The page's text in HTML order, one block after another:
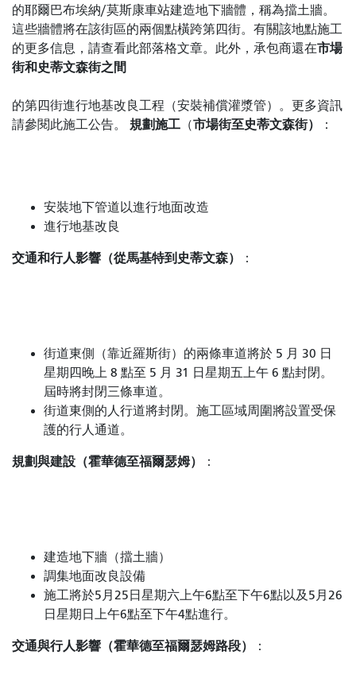
的耶爾巴布埃納/莫斯康車站建造地下牆體，稱為擋土牆。
這些牆體將在該街區的兩個點橫跨第四街。有關該地點施工
的更多信息，請查看此部落格文章。此外，承包商還在市場
街和史蒂文森街之間
的第四街進行地基改良工程（安裝補償灌漿管） 。更多資訊
請參閱此施工公告。 規劃施工 （市場街至史蒂文森街） ：
安裝地下管道以進行地面改造
進行地基改良
交通和行人影響（從馬基特到史蒂文森） ：
街道東側（靠近羅斯街）的兩條車道將於 5 月 30 日
星期四晚上 8 點至 5 月 31 日星期五上午 6 點封閉。
屆時將封閉三條車道。
街道東側的人行道將封閉。施工區域周圍將設置受保
護的行人通道。
規劃與建設（霍華德至福爾瑟姆） ：
建造地下牆（擋土牆）
調集地面改良設備
施工將於5月25日星期六上午6點至下午6點以及5月26
日星期日上午6點至下午4點進行。
交通與行人影響（霍華德至福爾瑟姆路段） ：